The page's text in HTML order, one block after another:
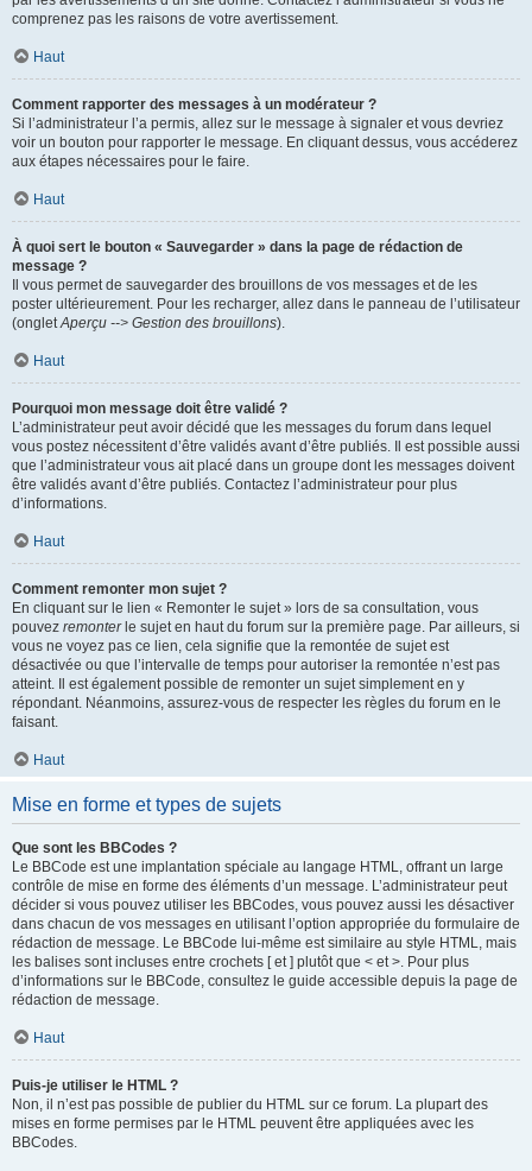
comprenez pas les raisons de votre avertissement.
Haut
Comment rapporter des messages à un modérateur ?
Si l’administrateur l’a permis, allez sur le message à signaler et vous devriez
voir un bouton pour rapporter le message. En cliquant dessus, vous accéderez
aux étapes nécessaires pour le faire.
Haut
À quoi sert le bouton « Sauvegarder » dans la page de rédaction de
message ?
Il vous permet de sauvegarder des brouillons de vos messages et de les
poster ultérieurement. Pour les recharger, allez dans le panneau de l’utilisateur
(ongletAperçu --> Gestion des brouillons).
Haut
Pourquoi mon message doit être validé ?
L’administrateur peut avoir décidé que les messages du forum dans lequel
vous postez nécessitent d’être validés avant d’être publiés. Il est possible aussi
que l’administrateur vous ait placé dans un groupe dont les messages doivent
être validés avant d’être publiés. Contactez l’administrateur pour plus
d’informations.
Haut
Comment remonter mon sujet ?
En cliquant sur le lien « Remonter le sujet » lors de sa consultation, vous
pouvez remonterle sujet en haut du forum sur la première page. Par ailleurs, si
vous ne voyez pas ce lien, cela signifie que la remontée de sujet est
désactivée ou que l’intervalle de temps pour autoriser la remontée n’est pas
atteint. Il est également possible de remonter un sujet simplement en y
répondant. Néanmoins, assurez-vous de respecter les règles du forum en le
faisant.
Haut
Mise en forme et types de sujets
Que sont les BBCodes ?
Le BBCode est une implantation spéciale au langage HTML, offrant un large
contrôle de mise en forme des éléments d’un message. L’administrateur peut
décider si vous pouvez utiliser les BBCodes, vous pouvez aussi les désactiver
dans chacun de vos messages en utilisant l’option appropriée du formulaire de
rédaction de message. Le BBCode lui-même est similaire au style HTML, mais
les balises sont incluses entre crochets [ et ] plutôt que < et >. Pour plus
d’informations sur le BBCode, consultez le guide accessible depuis la page de
rédaction de message.
Haut
Puis-je utiliser le HTML ?
Non, il n’est pas possible de publier du HTML sur ce forum. La plupart des
mises en forme permises par le HTML peuvent être appliquées avec les
BBCodes.